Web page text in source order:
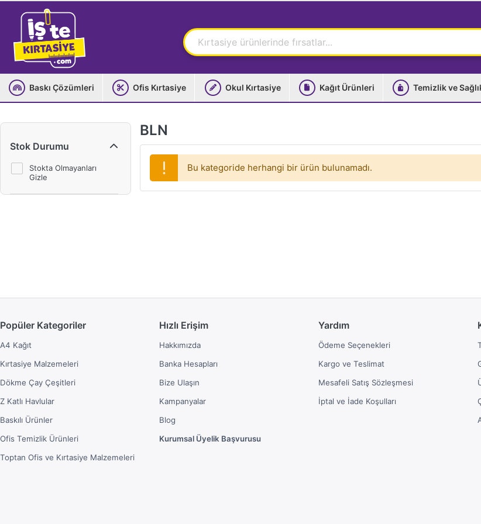
Baskı Çözümleri Ofis Kırtasiye Okul Kırtasiye Kağıt Ürünleri Temizlik ve
Stok Durumu
Stokta Olmayanları
Gizle
BLN
Bu kategoride herhangi bir ürün bulunamadı.
Popüler Kategoriler
A4 Kağıt
Kırtasiye Malzemeleri
Dökme Çay Çeşitleri
Z Katlı Havlular
Baskılı Ürünler
Ofis Temizlik Ürünleri
Toptan Ofis ve Kırtasiye Malzemeleri
Hızlı Erişim
Hakkımızda
Banka Hesapları
Bize Ulaşın
Kampanyalar
Blog
Kurumsal Üyelik Başvurusu
Yardım
Ödeme Seçenekleri
Kargo ve Teslimat
Mesafeli Satış Sözleşmesi
İptal ve İade Koşulları